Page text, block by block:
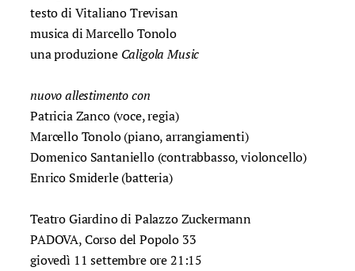
testo di Vitaliano Trevisan
musica di Marcello Tonolo
una produzione Caligola Music
nuovo allestimento con
Patricia Zanco (voce, regia)
Marcello Tonolo (piano, arrangiamenti)
Domenico Santaniello (contrabbasso, violoncello)
Enrico Smiderle (batteria)
Teatro Giardino di Palazzo Zuckermann
PADOVA, Corso del Popolo 33
giovedì 11 settembre ore 21:15